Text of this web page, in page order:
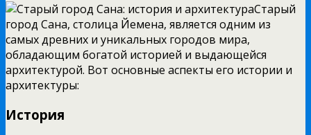
Старый
город Сана, столица Йемена, является одним из
самых древних и уникальных городов мира,
обладающим богатой историей и выдающейся
архитектурой. Вот основные аспекты его истории и
архитектуры:
История